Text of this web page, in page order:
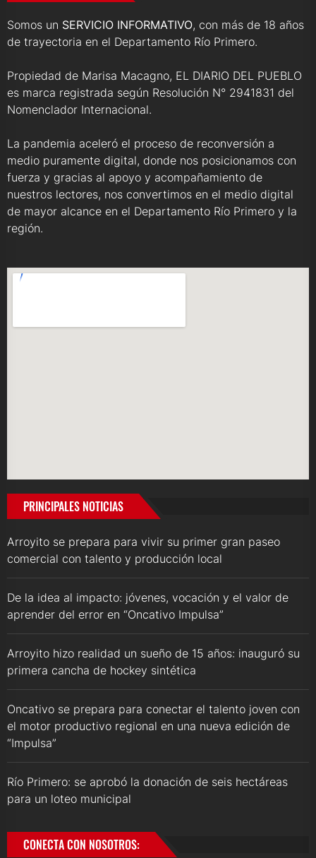
Somos un SERVICIO INFORMATIVO, con más de 18 años
de trayectoria en el Departamento Río Primero.
Propiedad de Marisa Macagno, EL DIARIO DEL PUEBLO
es marca registrada según Resolución N° 2941831 del
Nomenclador Internacional.
La pandemia aceleró el proceso de reconversión a
medio puramente digital, donde nos posicionamos con
fuerza y gracias al apoyo y acompañamiento de
nuestros lectores, nos convertimos en el medio digital
de mayor alcance en el Departamento Río Primero y la
región.
PRINCIPALES NOTICIAS
Arroyito se prepara para vivir su primer gran paseo
comercial con talento y producción local
De la idea al impacto: jóvenes, vocación y el valor de
aprender del error en “Oncativo Impulsa”
Arroyito hizo realidad un sueño de 15 años: inauguró su
primera cancha de hockey sintética
Oncativo se prepara para conectar el talento joven con
el motor productivo regional en una nueva edición de
“Impulsa”
Río Primero: se aprobó la donación de seis hectáreas
para un loteo municipal
CONECTA CON NOSOTROS: